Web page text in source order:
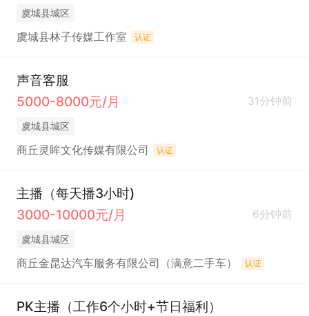
虞城县城区
虞城县林子传媒工作室 认证
声音客服
5000-8000元/月
31分钟前
虞城县城区
商丘灵眸文化传媒有限公司 认证
主播（每天播3小时)
3000-10000元/月
6分钟前
虞城县城区
商丘金昆达汽车服务有限公司（满意二手车） 认证
PK主播（工作6个小时+节日福利）